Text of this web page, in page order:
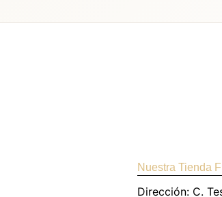
Nuestra Tienda
Dirección: C.